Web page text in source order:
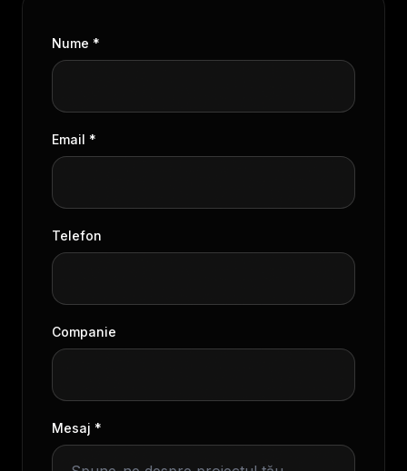
Nume *
Email *
Telefon
Companie
Mesaj *